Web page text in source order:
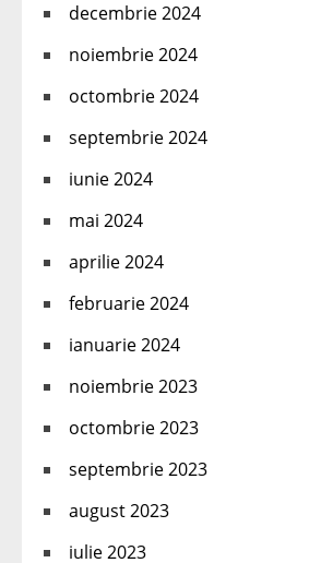
decembrie 2024
noiembrie 2024
octombrie 2024
septembrie 2024
iunie 2024
mai 2024
aprilie 2024
februarie 2024
ianuarie 2024
noiembrie 2023
octombrie 2023
septembrie 2023
august 2023
iulie 2023